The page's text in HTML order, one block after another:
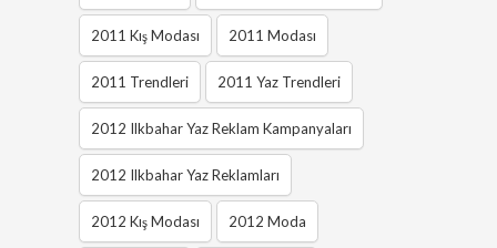
2011 Kış Modası 2011 Modası
2011 Trendleri 2011 Yaz Trendleri
2012 Ilkbahar Yaz Reklam Kampanyaları
2012 Ilkbahar Yaz Reklamları
2012 Kış Modası 2012 Moda